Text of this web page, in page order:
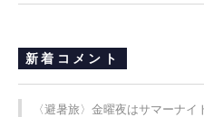
新着コメント
〈避暑旅〉金曜夜はサマーナ